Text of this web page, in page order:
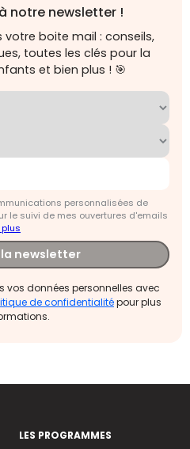
notre newsletter !
boite mail : conseils,
toutes les clés pour la
et bien plus ! 🎯
personnalisées de
le suivi de mes ouvertures d'emails
newsletter
vos données personnelles avec
de confidentialitépour plus
LES PROGRAMMES